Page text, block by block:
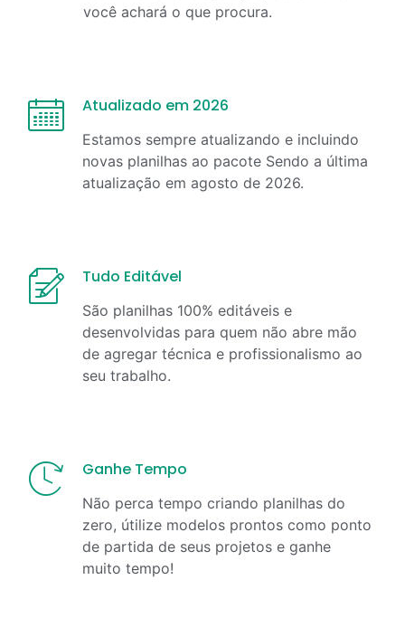
você achará o que procura.
Atualizado em 2026
Estamos sempre atualizando e incluindo
novas planilhas ao pacote Sendo a última
atualização em agosto de 2026.
Tudo Editável
São planilhas 100% editáveis e
desenvolvidas para quem não abre mão
de agregar técnica e profissionalismo ao
seu trabalho.
Ganhe Tempo
Não perca tempo criando planilhas do
zero, útilize modelos prontos como ponto
de partida de seus projetos e ganhe
muito tempo!